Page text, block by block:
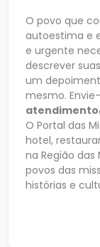
O povo que
autoestima e
e urgente
descrever
um
mesmo.
O Portal das
hotel,
na Região
povos das
histórias e